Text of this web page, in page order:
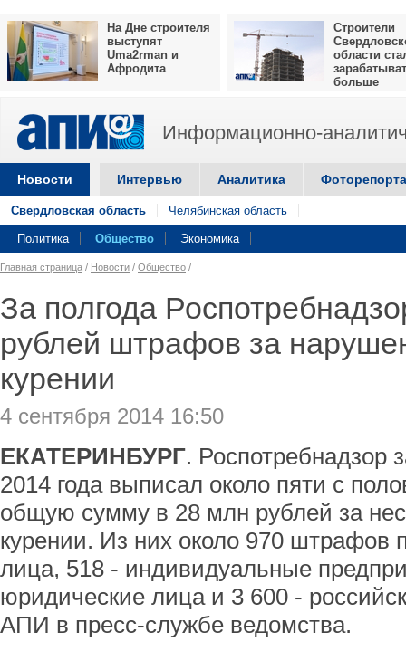
На Дне строителя
выступят
Uma2rman и
Афродита
Строители
области
больше
Информационно-
Новости Интервью Аналитика
Свердловская область Челябинская область
Политика Общество Экономика
Главная страница / Новости / Общество /
За полгода
рублей штрафов за
курении
4 сентября 2014 16:50
ЕКАТЕРИНБУРГ. Роспотребнадзор
2014 года выписал около пяти с
общую сумму в 28 млн рублей за
курении. Из них около 970 штрафов
лица, 518 - индивидуальные
юридические лица и 3 600 -
АПИ в пресс-службе ведомства.